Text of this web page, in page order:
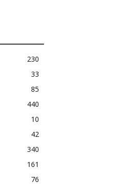
230
33
85
440
10
42
340
161
76